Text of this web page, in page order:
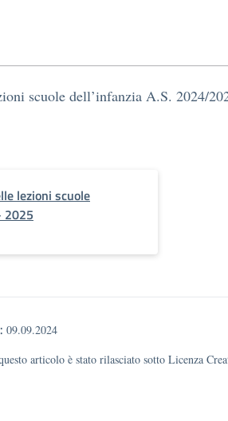
scuole dell’infanzia A.S. 2024/
lezioni scuole
2025
09.09.2024
articolo è stato rilasciato sotto Licenza